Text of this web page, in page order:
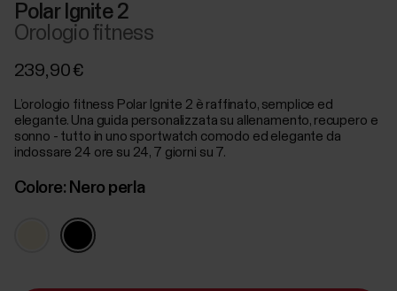
Polar Ignite 2
Orologio fitness
239,90 €
L’orologio fitness Polar Ignite 2 è raffinato, semplice ed
elegante. Una guida personalizzata su allenamento, recupero e
sonno - tutto in uno sportwatch comodo ed elegante da
indossare 24 ore su 24, 7 giorni su 7.
Colore: Nero perla